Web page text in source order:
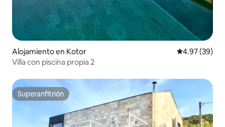
Alojamiento en Kotor Calificación
4.97 (39)
Villa con piscina propia 2
Superanfitrión
Superanfitrión